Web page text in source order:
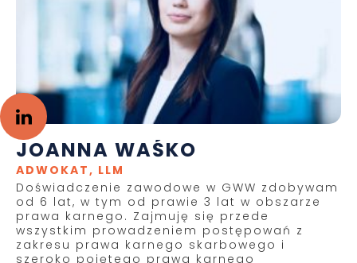
JOANNA WAŚKO
ADWOKAT, LLM
Doświadczenie zawodowe w GWW zdobywam
od 6 lat, w tym od prawie 3 lat w obszarze
prawa karnego. Zajmuję się przede
wszystkim prowadzeniem postępowań z
zakresu prawa karnego skarbowego i
szeroko pojętego prawa karnego